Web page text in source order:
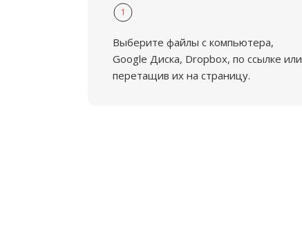
1
Выберите файлы с компьютера,
Google Диска, Dropbox, по ссылке или
перетащив их на страницу.